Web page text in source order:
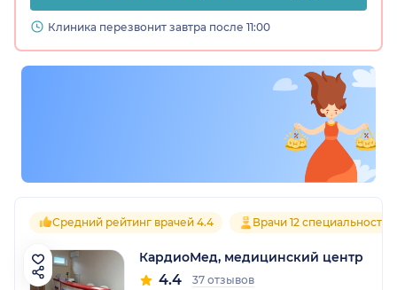
Клиника перезвонит завтра после 11:00
Средний рейтинг врачей 4.4 Врачи 12 специальностей
КардиоМед, медицинский центр
4.4 37 отзывов